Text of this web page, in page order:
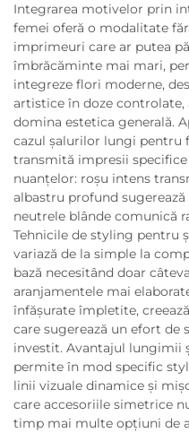
Integrarea motivelor prin
femei oferă o modalitate
imprimeuri care ar putea
îmbrăcăminte mai mari,
integreze flori moderne,
artistice în doze controlate,
domina estetica generală.
cazul șalurilor lungi
transmită impresii
nuanțelor: roșu intens
albastru profund
neutrele blânde comunică
Tehnicile de styling pentru
variază de la simple la
bază necesitând doar
aranjamentele mai
înfășurate împletite,
care sugerează un efort de
investit. Avantajul lungimii
permite în mod specific
linii vizuale dinamice și
care accesoriile simetrice
timp mai multe opțiuni de